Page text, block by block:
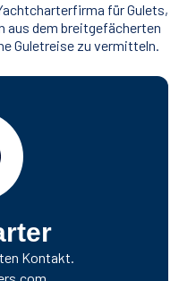
für Gulets,
aus dem breitgefächerten
Guletreise zu vermitteln.
Kontakt.